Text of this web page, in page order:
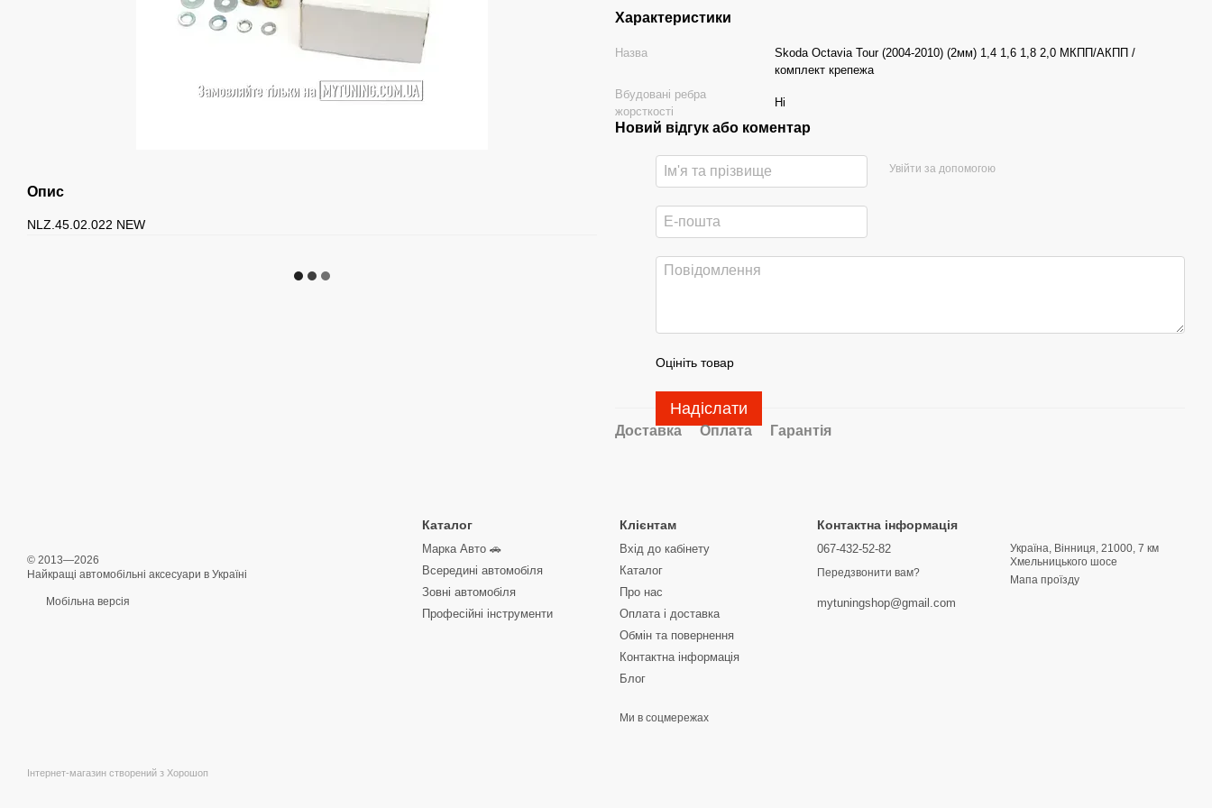
Опис
NLZ.45.02.022 NEW
Характеристики
Назва
Skoda Octavia Tour (2004-2010) (2мм) 1,4 1,6 1,8 2,0 МКПП/АКПП /
комплект крепежа
Вбудовані ребра
жорсткості
Ні
Новий відгук або коментар
Увійти за допомогою
Оцініть товар
Надіслати
Доставка Оплата Гарантія
© 2013—2026
Найкращі автомобільні аксесуари в Україні
Мобільна версія
Інтернет-магазин створений з Хорошоп
Каталог
Марка Авто 🚗
Всередині автомобіля
Зовні автомобіля
Професійні інструменти
Клієнтам
Вхід до кабінету
Каталог
Про нас
Оплата і доставка
Обмін та повернення
Контактна інформація
Блог
Ми в соцмережах
Контактна інформація
067-432-52-82
Передзвонити вам?
mytuningshop@gmail.com
Україна, Вінниця, 21000, 7 км
Хмельницького шосе
Мапа проїзду